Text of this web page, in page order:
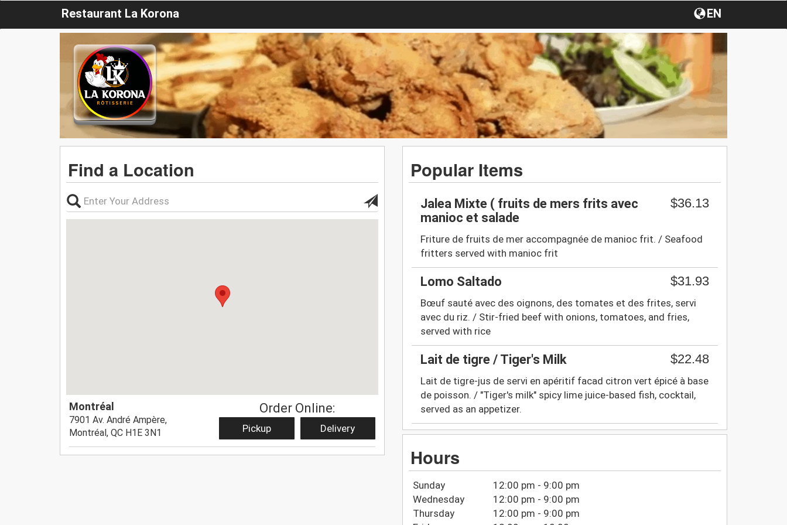
Restaurant La Korona EN
Find a Location
Montréal
7901 Av. André Ampère,
Montréal, QC H1E 3N1
Order Online:
Pickup Delivery
Popular Items
Jalea Mixte ( fruits de mers frits avec
manioc et salade
$36.13
Friture de fruits de mer accompagnée de manioc frit. / Seafood
fritters served with manioc frit
Lomo Saltado $31.93
Bœuf sauté avec des oignons, des tomates et des frites, servi
avec du riz. / Stir-fried beef with onions, tomatoes, and fries,
served with rice
Lait de tigre / Tiger's Milk $22.48
Lait de tigre-jus de servi en apéritif facad citron vert épicé à base
de poisson. / "Tiger's milk" spicy lime juice-based fish, cocktail,
served as an appetizer.
Hours
Sunday
12:00 pm - 9:00 pm
Wednesday
12:00 pm - 9:00 pm
Thursday
12:00 pm - 9:00 pm